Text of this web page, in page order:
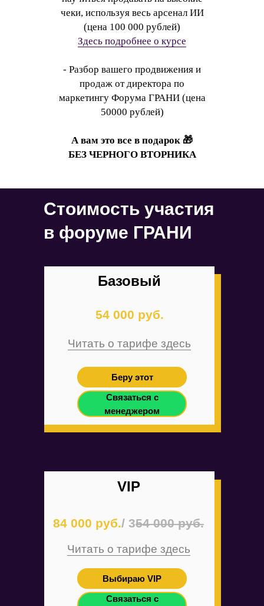
чеки, используя весь арсенал ИИ
(цена 100 000 рублей)
Здесь подробнее о курсе
- Разбор вашего продвижения и
продаж от директора по
маркетингу Форума ГРАНИ (цена
50000 рублей)
А вам это все в подарок 🎁
БЕЗ ЧЕРНОГО ВТОРНИКА
Базовый
Читать о тарифе здесь
54 000 руб.
Беру этот
Стоимость участия
в форуме ГРАНИ
VIP
84 000 руб./ 354 000 руб.
Читать о тарифе здесь
Выбираю VIP
Связаться с
менеджером
Связаться с